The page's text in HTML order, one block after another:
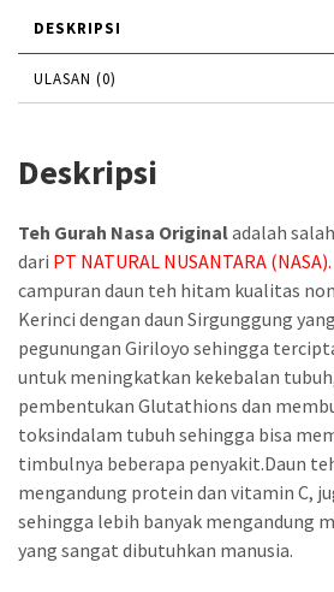
7
0
.
0
.
5
.
.
DESKRIPSI
ULASAN (0)
Deskripsi
Teh Gurah Nasa Originaladalah
dari PT NATURAL NUSANTARA (NASA).
campuran daun teh hitam kualitas
Kerinci dengan daun Sirgunggung
pegunungan Giriloyo sehingga
untuk meningkatkan kekebalan
pembentukan Glutathions dan
toksindalam tubuh sehingga bisa
timbulnya beberapa penyakit.Daun
mengandung protein dan vitamin C,
sehingga lebih banyak mengandung
yang sangat dibutuhkan manusia.